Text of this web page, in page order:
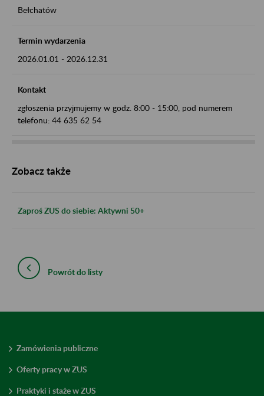
Bełchatów
Termin wydarzenia
2026.01.01 - 2026.12.31
Kontakt
zgłoszenia przyjmujemy w godz. 8:00 - 15:00, pod numerem
telefonu: 44 635 62 54
Zobacz także
Zaproś ZUS do siebie: Aktywni 50+
Powrót do listy
Zamówienia publiczne
Oferty pracy w ZUS
Praktyki i staże w ZUS